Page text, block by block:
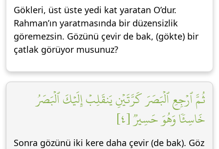
Gökleri, üst üste yedi kat yaratan O’dur.
Rahman’ın yaratmasında bir düzensizlik
göremezsin. Gözünü çevir de bak, (gökte) bir
çatlak görüyor musunuz?
ثُمَّ ٱرۡجِعِ ٱلۡبَصَرَ كَرَّتَيۡنِ يَنقَلِبۡ إِلَيۡكَ ٱلۡبَصَرُ
خَاسِئٗا وَهُوَ حَسِيرٞ [٤]
Sonra gözünü iki kere daha çevir (de bak). Göz